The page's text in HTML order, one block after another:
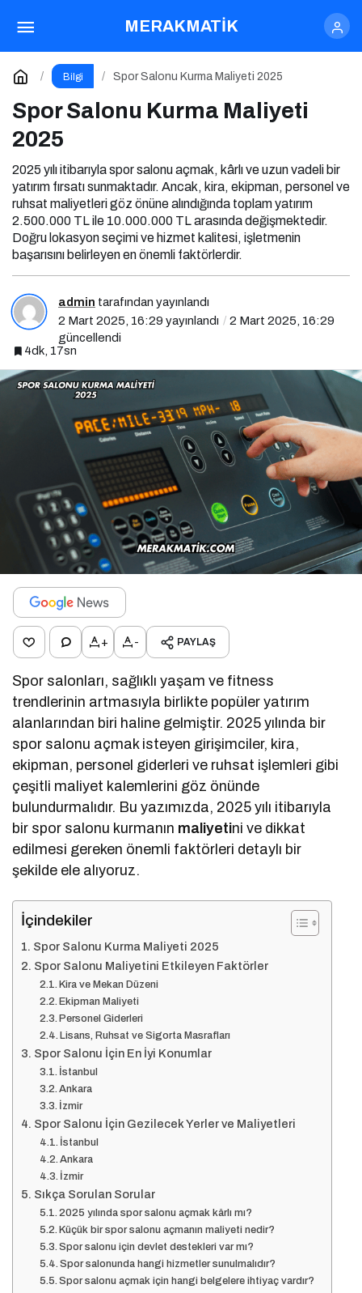
MERAKMATİK
Bilgi Spor Salonu Kurma Maliyeti 2025
Spor Salonu Kurma Maliyeti
2025
2025 yılı itibarıyla spor salonu açmak, kârlı ve uzun vadeli bir
yatırım fırsatı sunmaktadır. Ancak, kira, ekipman, personel ve
ruhsat maliyetleri göz önüne alındığında toplam yatırım
2.500.000 TL ile 10.000.000 TL arasında değişmektedir.
Doğru lokasyon seçimi ve hizmet kalitesi, işletmenin
başarısını belirleyen en önemli faktörlerdir.
admin tarafından yayınlandı
2 Mart 2025, 16:29 yayınlandı
2 Mart 2025, 16:29
güncellendi
4dk, 17sn
+ - PAYLAŞ
Spor salonları, sağlıklı yaşam ve fitness
trendlerinin artmasıyla birlikte popüler yatırım
alanlarından biri haline gelmiştir. 2025 yılında bir
spor salonu açmak isteyen girişimciler, kira,
ekipman, personel giderleri ve ruhsat işlemleri gibi
çeşitli maliyet kalemlerini göz önünde
bulundurmalıdır. Bu yazımızda, 2025 yılı itibarıyla
bir spor salonu kurmanın maliyetini ve dikkat
edilmesi gereken önemli faktörleri detaylı bir
şekilde ele alıyoruz.
İçindekiler
Spor Salonu Kurma Maliyeti 2025
Spor Salonu Maliyetini Etkileyen Faktörler
Kira ve Mekan Düzeni
Ekipman Maliyeti
Personel Giderleri
Lisans, Ruhsat ve Sigorta Masrafları
Spor Salonu İçin En İyi Konumlar
İstanbul
Ankara
İzmir
Spor Salonu İçin Gezilecek Yerler ve Maliyetleri
İstanbul
Ankara
İzmir
Sıkça Sorulan Sorular
2025 yılında spor salonu açmak kârlı mı?
Küçük bir spor salonu açmanın maliyeti nedir?
Spor salonu için devlet destekleri var mı?
Spor salonunda hangi hizmetler sunulmalıdır?
Spor salonu açmak için hangi belgelere ihtiyaç vardır?
Spor Salonu Kurma Maliyeti 2025
Yorum Yap